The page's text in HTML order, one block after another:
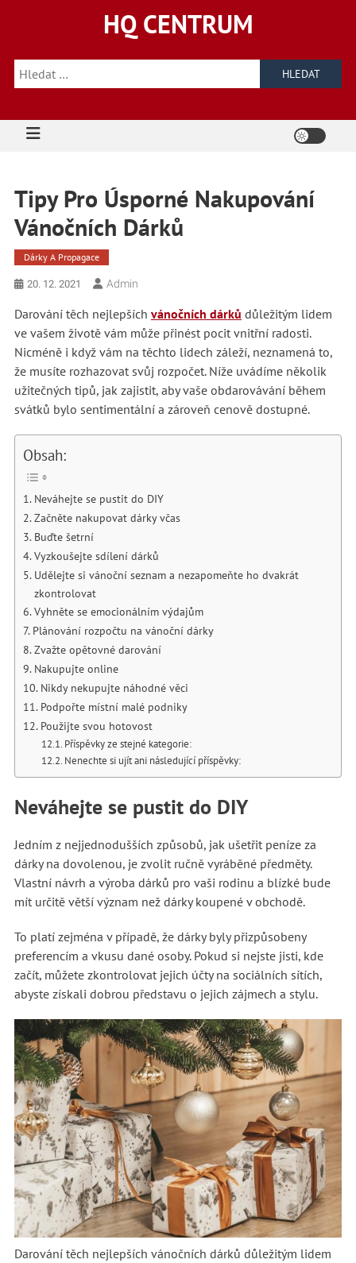
HQ CENTRUM
Vyhledávání
Tipy Pro Úsporné Nakupování
Vánočních Dárků
Dárky A Propagace
20. 12. 2021 Admin
Darování těch nejlepších vánočních dárků důležitým lidem
ve vašem životě vám může přinést pocit vnitřní radosti.
Nicméně i když vám na těchto lidech záleží, neznamená to,
že musíte rozhazovat svůj rozpočet. Níže uvádíme několik
užitečných tipů, jak zajistit, aby vaše obdarovávání během
svátků bylo sentimentální a zároveň cenově dostupné.
Obsah:
Neváhejte se pustit do DIY
Začněte nakupovat dárky včas
Buďte šetrní
Vyzkoušejte sdílení dárků
Udělejte si vánoční seznam a nezapomeňte ho dvakrát
zkontrolovat
Vyhněte se emocionálním výdajům
Plánování rozpočtu na vánoční dárky
Zvažte opětovné darování
Nakupujte online
Nikdy nekupujte náhodné věci
Podpořte místní malé podniky
Použijte svou hotovost
Příspěvky ze stejné kategorie:
Nenechte si ujít ani následující příspěvky:
Neváhejte se pustit do DIY
Jedním z nejjednodušších způsobů, jak ušetřit peníze za
dárky na dovolenou, je zvolit ručně vyráběné předměty.
Vlastní návrh a výroba dárků pro vaši rodinu a blízké bude
mít určitě větší význam než dárky koupené v obchodě.
To platí zejména v případě, že dárky byly přizpůsobeny
preferencím a vkusu dané osoby. Pokud si nejste jisti, kde
začít, můžete zkontrolovat jejich účty na sociálních sítích,
abyste získali dobrou představu o jejich zájmech a stylu.
Darování těch nejlepších vánočních dárků důležitým lidem